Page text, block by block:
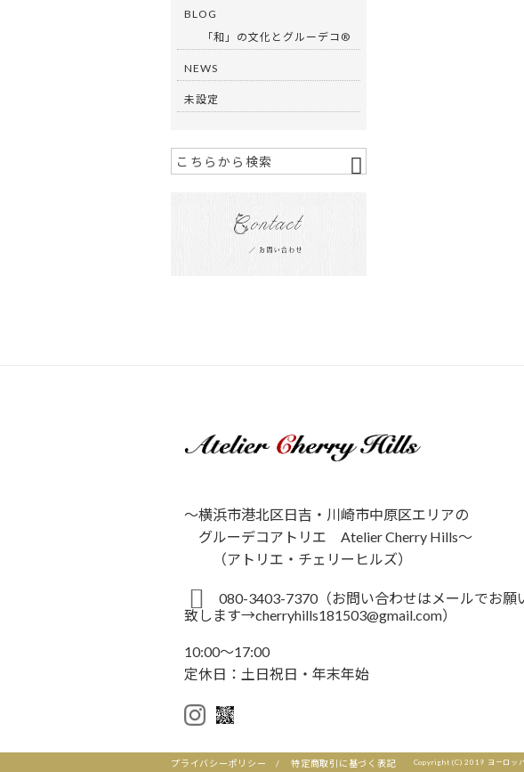
BLOG
「和」の文化とグルーデコ®︎
NEWS
未設定
～横浜市港北区日吉・川崎市中原区エリアの
グルーデコアトリエ Atelier Cherry Hills～
（アトリエ・チェリーヒルズ）
080-3403-7370（お問い合わせはメールでお願
致します→cherryhills181503@gmail.com）
10:00～17:00
定休日：土日祝日・年末年始
プライバシーポリシー / 特定商取引に基づく表記 Copyright (C) 2019 ヨーロッ